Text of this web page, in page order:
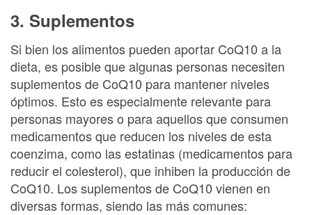
3. Suplementos
Si bien los alimentos pueden aportar CoQ10 a la
dieta, es posible que algunas personas necesiten
suplementos de CoQ10 para mantener niveles
óptimos. Esto es especialmente relevante para
personas mayores o para aquellos que consumen
medicamentos que reducen los niveles de esta
coenzima, como las estatinas (medicamentos para
reducir el colesterol), que inhiben la producción de
CoQ10. Los suplementos de CoQ10 vienen en
diversas formas, siendo las más comunes: